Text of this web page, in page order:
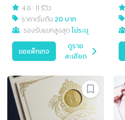
4.8 ·11 รีวิว
ราคาเริ่มต้น 20 บาท
รองรับแขกสูงสุดไม่ระบุ
ขอแพ็กเกจ
ดูราย
ละเอียด